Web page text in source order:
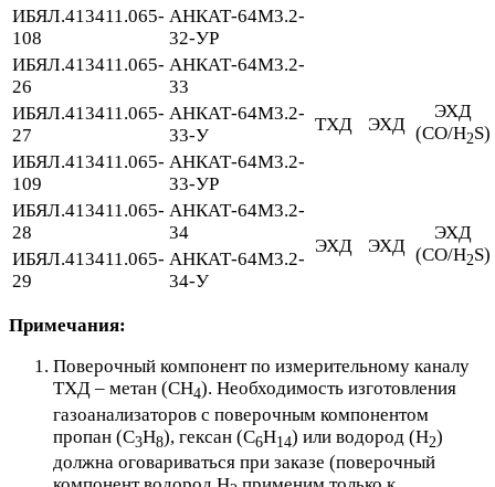
ИБЯЛ.413411.065-
108
АНКАТ-64М3.2-
32-УР
ИБЯЛ.413411.065-
26
АНКАТ-64М3.2-
33
ТХД
ЭХД
ЭХД
(CO/H2S)
ИБЯЛ.413411.065-
27
АНКАТ-64М3.2-
33-У
ИБЯЛ.413411.065-
109
АНКАТ-64М3.2-
33-УР
ИБЯЛ.413411.065-
28
АНКАТ-64М3.2-
34
ЭХД ЭХД
ЭХД
(CO/H2S)
ИБЯЛ.413411.065-
29
АНКАТ-64М3.2-
34-У
Примечания:
Поверочный компонент по измерительному каналу
ТХД – метан (СН4). Необходимость изготовления
газоанализаторов с поверочным компонентом
пропан (С3Н8), гексан (С6Н14) или водород (Н2)
должна оговариваться при заказе (поверочный